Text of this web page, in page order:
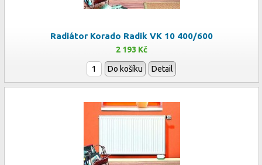
Radiátor Korado Radik VK 10 400/600
2 193 Kč
Do košíku Detail